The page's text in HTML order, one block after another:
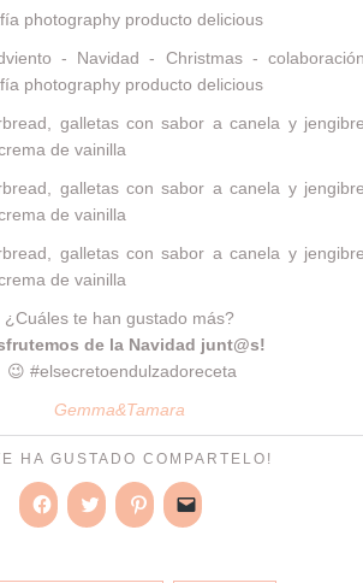
¿Cuáles te han gustado más?
de la Navidad junt@s!
😉 #elsecretoendulzadoreceta
Gemma&Tamara
HA GUSTADO COMPARTELO!
Haz Haz Haz Haz